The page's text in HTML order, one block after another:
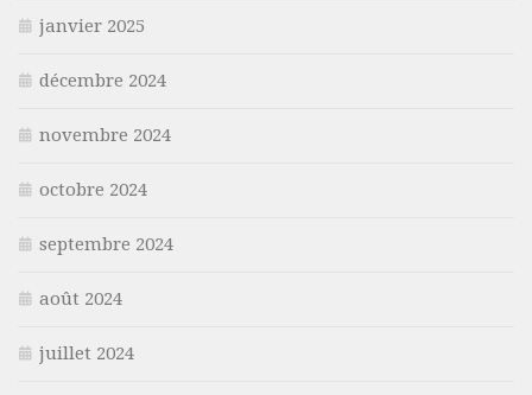
janvier 2025
décembre 2024
novembre 2024
octobre 2024
septembre 2024
août 2024
juillet 2024